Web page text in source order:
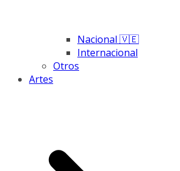
Nacional 🇻🇪
Internacional
Otros
Artes